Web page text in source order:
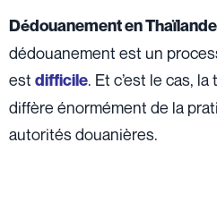
Dédouanement en Thaïlande
dédouanement est un
est difficile. Et c’est le cas,
diffère énormément de la
autorités douanières.